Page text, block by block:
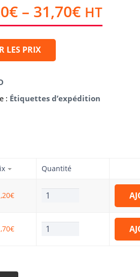
€– 31,70€ HT
LES PRIX
: Étiquettes d’expédition
Quantité
€
quantité
"CONTIENT
LE
€
quantité